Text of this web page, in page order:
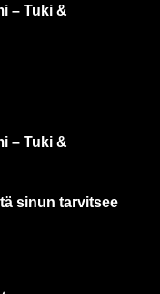
– Tuki &
– Tuki &
sinun tarvitsee